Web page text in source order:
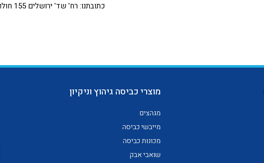
כתובתנו: רח' שד' ירושלים 155 חולון | טלפון 03-5626068
מוצרי כביסה גיהוץ וניקיון
מגהצים
מייבשי כביסה
מכונות כביסה
שואבי אבק